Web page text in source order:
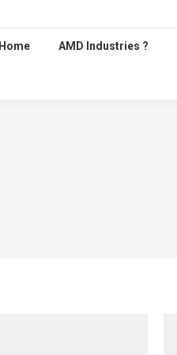
Home AMD Industries ?